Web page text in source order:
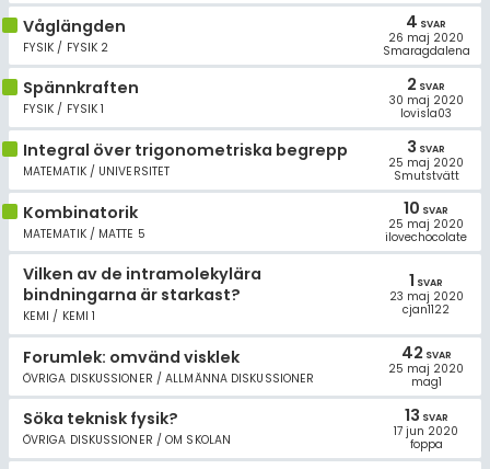
Våglängden
FYSIK / FYSIK 2
4 SVAR
26 maj 2020
Smaragdalena
Spännkraften
FYSIK / FYSIK 1
2 SVAR
30 maj 2020
lovisla03
Integral över trigonometriska begrepp
MATEMATIK / UNIVERSITET
3 SVAR
25 maj 2020
Smutstvätt
Kombinatorik
MATEMATIK / MATTE 5
10 SVAR
25 maj 2020
ilovechocolate
Vilken av de intramolekylära
bindningarna är starkast?
KEMI / KEMI 1
1 SVAR
23 maj 2020
cjan1122
Forumlek: omvänd visklek
ÖVRIGA DISKUSSIONER / ALLMÄNNA DISKUSSIONER
42 SVAR
25 maj 2020
mag1
Söka teknisk fysik?
ÖVRIGA DISKUSSIONER / OM SKOLAN
13 SVAR
17 jun 2020
foppa